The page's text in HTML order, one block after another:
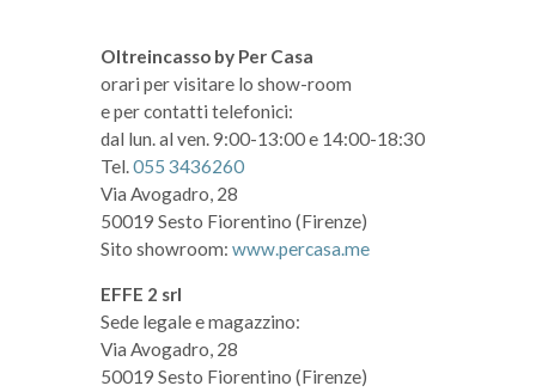
Oltreincasso by Per Casa
orari per visitare lo show-room
e per contatti telefonici:
dal lun. al ven. 9:00-13:00 e 14:00-18:30
Tel.055 3436260
Via Avogadro, 28
50019 Sesto Fiorentino (Firenze)
Sito showroom: www.percasa.me
EFFE 2 srl
Sede legale e magazzino:
Via Avogadro, 28
50019 Sesto Fiorentino (Firenze)